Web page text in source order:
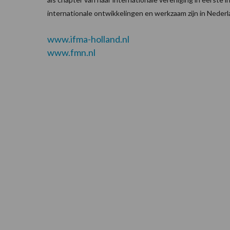
internationale ontwikkelingen en werkzaam zijn in
www.ifma-holland.nl
www.fmn.nl